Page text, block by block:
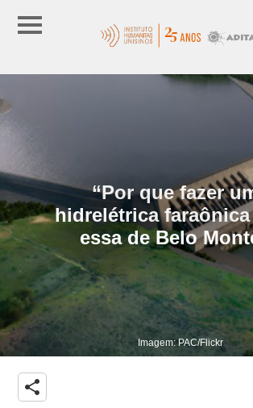
“Por que fazer
hidrelétrica
essa de Belo
Imagem: PAC/Flickr
share